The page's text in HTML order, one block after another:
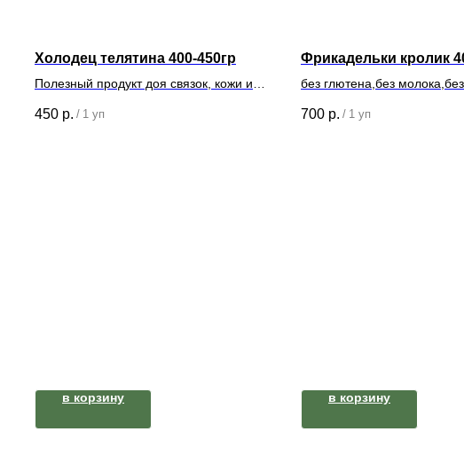
Холодец телятина 400-450гр
Полезный продукт доя связок, кожи и
желатина. Только говядина вода соль
450 р. / 1 уп
в корзину
Фрикадельки кролик
без глютена,без
700 р. / 1 уп
в корзину